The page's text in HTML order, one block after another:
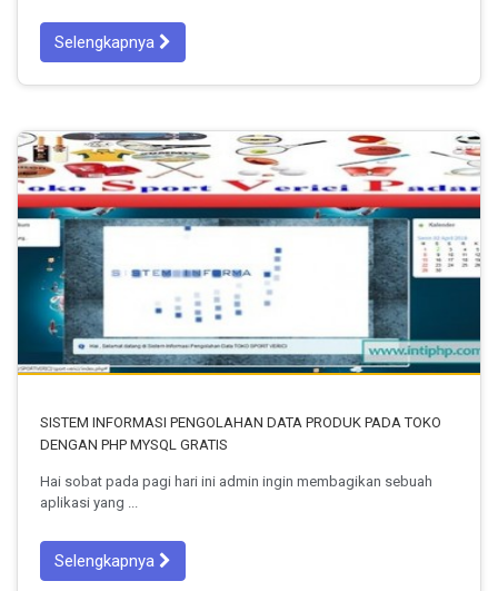
Selengkapnya
SISTEM INFORMASI PENGOLAHAN DATA PRODUK PADA TOKO
DENGAN PHP MYSQL GRATIS
Hai sobat pada pagi hari ini admin ingin membagikan sebuah
aplikasi yang ...
Selengkapnya